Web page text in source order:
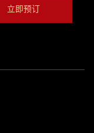
立即预订